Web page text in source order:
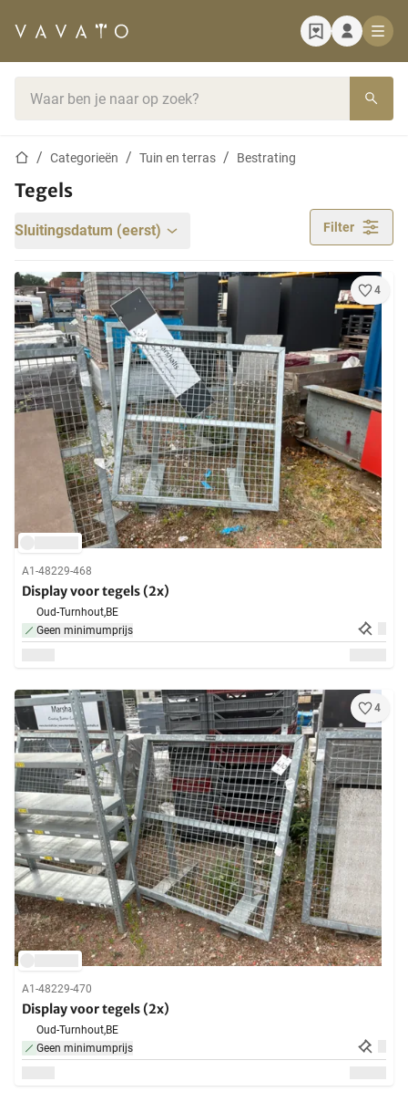
StartpaginaCategorieën Tuin en terras Bestrating
Tegels
Sluitingsdatum (eerst) Filter
4
A1-48229-468
Display voor tegels (2x)
Oud-Turnhout,BE
Geen minimumprijs
4
A1-48229-470
Display voor tegels (2x)
Oud-Turnhout,BE
Geen minimumprijs